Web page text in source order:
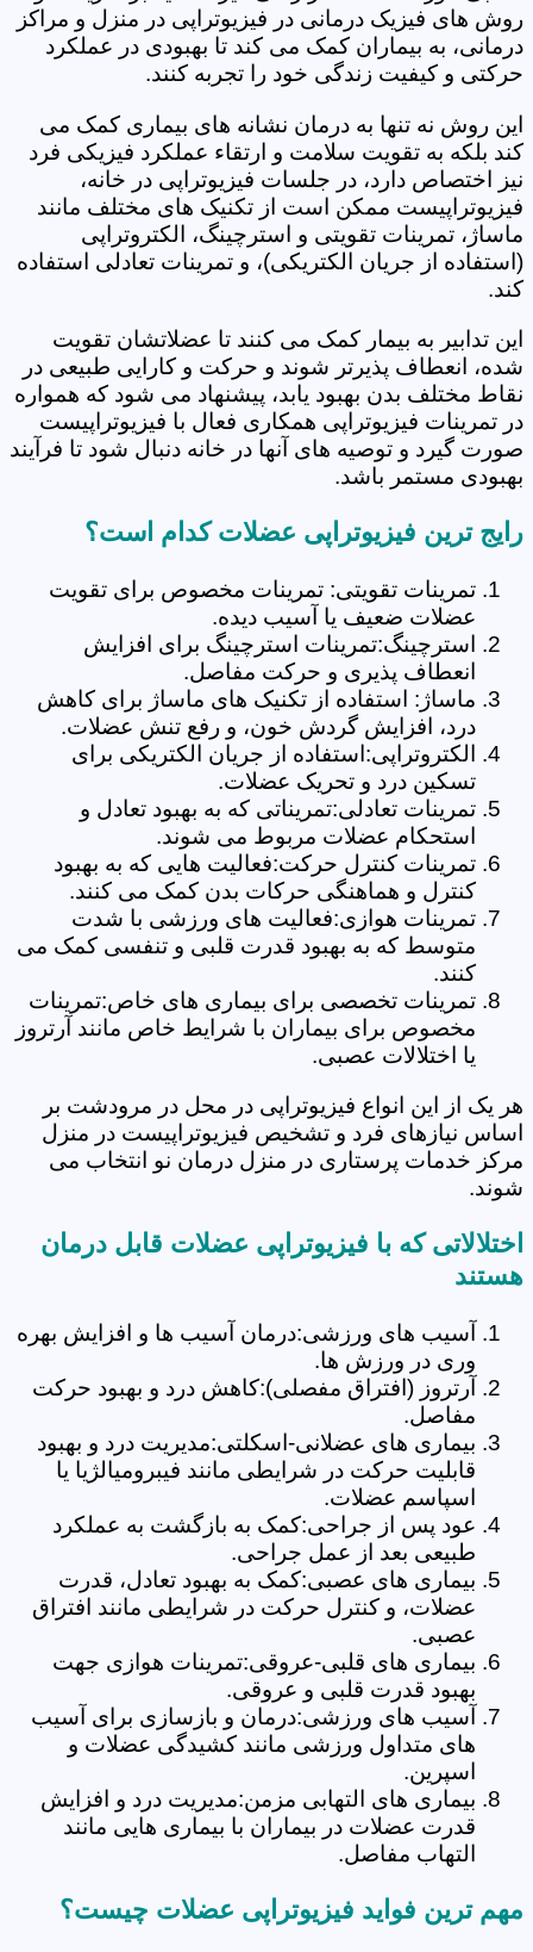
روش های فیزیک درمانی در فیزیوتراپی در منزل و مراکز
درمانی، به بیماران کمک می کند تا بهبودی در عملکرد
حرکتی و کیفیت زندگی خود را تجربه کنند.
این روش نه تنها به درمان نشانه های بیماری کمک می
کند بلکه به تقویت سلامت و ارتقاء عملکرد فیزیکی فرد
نیز اختصاص دارد، در جلسات فیزیوتراپی در خانه،
فیزیوتراپیست ممکن است از تکنیک های مختلف مانند
ماساژ، تمرینات تقویتی و استرچینگ، الکتروتراپی
(استفاده از جریان الکتریکی)، و تمرینات تعادلی استفاده
کند.
این تدابیر به بیمار کمک می کنند تا عضلاتشان تقویت
شده، انعطاف پذیرتر شوند و حرکت و کارایی طبیعی در
نقاط مختلف بدن بهبود یابد، پیشنهاد می شود که همواره
در تمرینات فیزیوتراپی همکاری فعال با فیزیوتراپیست
صورت گیرد و توصیه های آنها در خانه دنبال شود تا فرآیند
بهبودی مستمر باشد.
رایج ترین فیزیوتراپی عضلات کدام است؟
تمرینات تقویتی: تمرینات مخصوص برای تقویت
عضلات ضعیف یا آسیب دیده.
استرچینگ:تمرینات استرچینگ برای افزایش
انعطاف پذیری و حرکت مفاصل.
ماساژ: استفاده از تکنیک های ماساژ برای کاهش
درد، افزایش گردش خون، و رفع تنش عضلات.
الکتروتراپی:استفاده از جریان الکتریکی برای
تسکین درد و تحریک عضلات.
تمرینات تعادلی:تمریناتی که به بهبود تعادل و
استحکام عضلات مربوط می شوند.
تمرینات کنترل حرکت:فعالیت هایی که به بهبود
کنترل و هماهنگی حرکات بدن کمک می کنند.
تمرینات هوازی:فعالیت های ورزشی با شدت
متوسط که به بهبود قدرت قلبی و تنفسی کمک می
کنند.
تمرینات تخصصی برای بیماری های خاص:تمرینات
مخصوص برای بیماران با شرایط خاص مانند آرتروز
یا اختلالات عصبی.
هر یک از این انواع فیزیوتراپی در محل در مرودشت بر
اساس نیازهای فرد و تشخیص فیزیوتراپیست در منزل
مرکز خدمات پرستاری در منزل درمان نو انتخاب می
شوند.
اختلالاتی که با فیزیوتراپی عضلات قابل درمان
هستند
آسیب های ورزشی:درمان آسیب ها و افزایش بهره
وری در ورزش ها.
آرتروز (افتراق مفصلی):کاهش درد و بهبود حرکت
مفاصل.
بیماری های عضلانی-اسکلتی:مدیریت درد و بهبود
قابلیت حرکت در شرایطی مانند فیبرومیالژیا یا
اسپاسم عضلات.
عود پس از جراحی:کمک به بازگشت به عملکرد
طبیعی بعد از عمل جراحی.
بیماری های عصبی:کمک به بهبود تعادل، قدرت
عضلات، و کنترل حرکت در شرایطی مانند افتراق
عصبی.
بیماری های قلبی-عروقی:تمرینات هوازی جهت
بهبود قدرت قلبی و عروقی.
آسیب های ورزشی:درمان و بازسازی برای آسیب
های متداول ورزشی مانند کشیدگی عضلات و
اسپرین.
بیماری های التهابی مزمن:مدیریت درد و افزایش
قدرت عضلات در بیماران با بیماری هایی مانند
التهاب مفاصل.
مهم ترین فواید فیزیوتراپی عضلات چیست؟